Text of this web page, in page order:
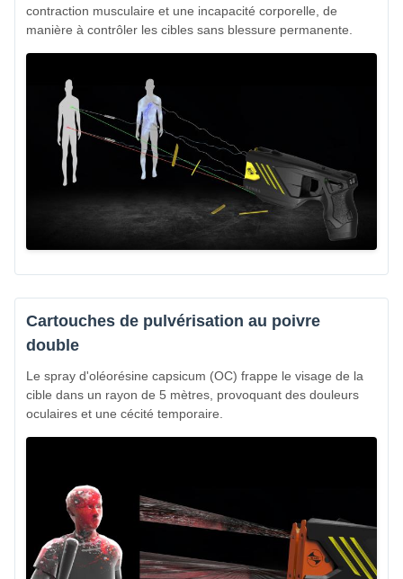
contraction musculaire et une incapacité corporelle, de
manière à contrôler les cibles sans blessure permanente.
Cartouches de pulvérisation au poivre
double
Le spray d'oléorésine capsicum (OC) frappe le visage de la
cible dans un rayon de 5 mètres, provoquant des douleurs
oculaires et une cécité temporaire.